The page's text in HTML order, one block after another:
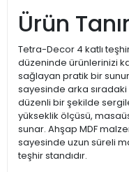
Ürün
Tetra-Decor 4 katlı
düzeninde ürünlerinizi
sağlayan pratik bir
sayesinde arka
düzenli bir şekilde
yükseklik ölçüsü,
sunar. Ahşap MDF
sayesinde uzun süreli
teşhir standıdır.